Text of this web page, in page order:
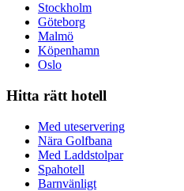
Stockholm
Göteborg
Malmö
Köpenhamn
Oslo
Hitta rätt hotell
Med uteservering
Nära Golfbana
Med Laddstolpar
Spahotell
Barnvänligt